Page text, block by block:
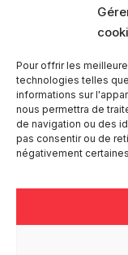
Pour offrir les
technologies telles
informations sur
nous permettra de
de navigation ou des
pas consentir ou de
négativement
Réalisations
Règlement
FAQ
Contact
Politique de
cookies
Protection des